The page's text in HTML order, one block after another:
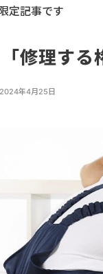
定記事です
修理する
2024年4月25日